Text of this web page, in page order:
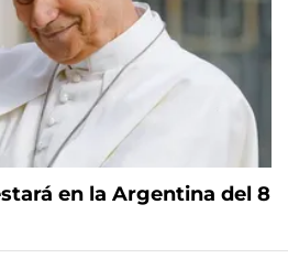
en la Argentina del 8